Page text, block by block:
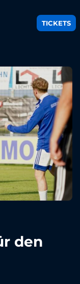
TICKETS
den